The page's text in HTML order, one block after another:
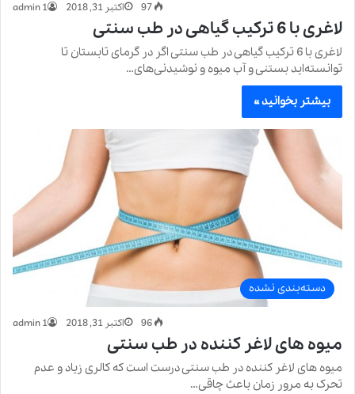
admin 1 اکتبر 31, 2018
لاغری با 6 ترکیب گیاهی در طب سنتی
لاغری با 6 ترکیب گیاهی در طب سنتی اگر در گرمای تابستان تا
توانسته‌اید بستنی و آب میوه و نوشیدنی‌های…
بیشتر بخوانید »
دسته‌بندی نشده
admin 1 اکتبر 31, 2018
میوه های لاغر کننده در طب سنتی
میوه های لاغر کننده در طب سنتی درست است که کالری زیاد و عدم
تحرک به مرور زمان باعث چاقی…